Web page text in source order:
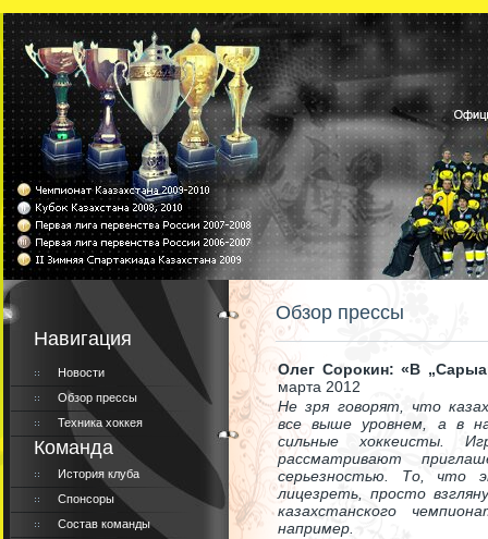
Навигация
Новости
Обзор прессы
Техника хоккея
Команда
История клуба
Спонсоры
Состав команды
Обзор прессы
Олег Сорокин: «В
марта 2012
Не зря говорят, что
все выше уровнем, а в
сильные хоккеисты.
рассматривают
серьезностью. То, что
лицезреть, просто
казахстанского
например.